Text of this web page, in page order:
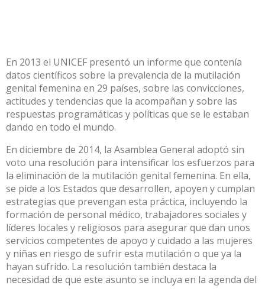
En 2013 el UNICEF presentó un informe que contenía
datos científicos sobre la prevalencia de la mutilación
genital femenina en 29 países, sobre las convicciones,
actitudes y tendencias que la acompañan y sobre las
respuestas programáticas y políticas que se le estaban
dando en todo el mundo.
En diciembre de 2014, la Asamblea General adoptó sin
voto una resolución para intensificar los esfuerzos para
la eliminación de la mutilación genital femenina. En ella,
se pide a los Estados que desarrollen, apoyen y cumplan
estrategias que prevengan esta práctica, incluyendo la
formación de personal médico, trabajadores sociales y
líderes locales y religiosos para asegurar que dan unos
servicios competentes de apoyo y cuidado a las mujeres
y niñas en riesgo de sufrir esta mutilación o que ya la
hayan sufrido. La resolución también destaca la
necesidad de que este asunto se incluya en la agenda del